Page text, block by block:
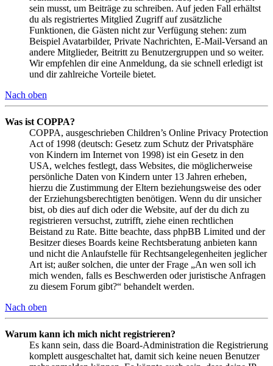
sein musst, um Beiträge zu schreiben. Auf jeden Fall erhältst
du als registriertes Mitglied Zugriff auf zusätzliche
Funktionen, die Gästen nicht zur Verfügung stehen: zum
Beispiel Avatarbilder, Private Nachrichten, E-Mail-Versand an
andere Mitglieder, Beitritt zu Benutzergruppen und so weiter.
Wir empfehlen dir eine Anmeldung, da sie schnell erledigt ist
und dir zahlreiche Vorteile bietet.
Nach oben
Was ist COPPA?
COPPA, ausgeschrieben Children’s Online Privacy Protection
Act of 1998 (deutsch: Gesetz zum Schutz der Privatsphäre
von Kindern im Internet von 1998) ist ein Gesetz in den
USA, welches festlegt, dass Websites, die möglicherweise
persönliche Daten von Kindern unter 13 Jahren erheben,
hierzu die Zustimmung der Eltern beziehungsweise des oder
der Erziehungsberechtigten benötigen. Wenn du dir unsicher
bist, ob dies auf dich oder die Website, auf der du dich zu
registrieren versuchst, zutrifft, ziehe einen rechtlichen
Beistand zu Rate. Bitte beachte, dass phpBB Limited und der
Besitzer dieses Boards keine Rechtsberatung anbieten kann
und nicht die Anlaufstelle für Rechtsangelegenheiten jeglicher
Art ist; außer solchen, die unter der Frage „An wen soll ich
mich wenden, falls es Beschwerden oder juristische Anfragen
zu diesem Forum gibt?“ behandelt werden.
Nach oben
Warum kann ich mich nicht registrieren?
Es kann sein, dass die Board-Administration die Registrierung
komplett ausgeschaltet hat, damit sich keine neuen Benutzer